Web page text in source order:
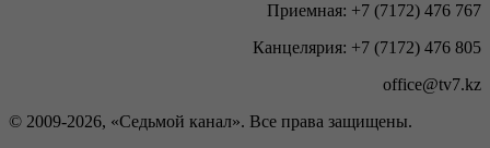
Приемная: +7 (7172) 476 767
Канцелярия: +7 (7172) 476 805
office@tv7.kz
© 2009-2026, «Седьмой канал». Все права защищены.